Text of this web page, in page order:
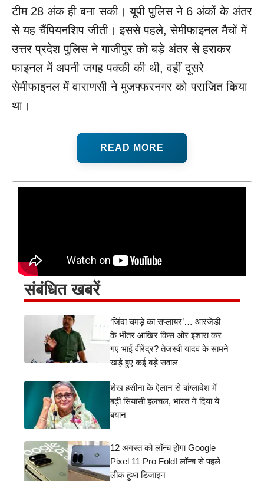
टीम 28 अंक ही बना सकी। यूपी पुलिस ने 6 अंकों के अंतर
से यह चैंपियनशिप जीती। इससे पहले, सेमीफाइनल मैचों में
उत्तर प्रदेश पुलिस ने गाजीपुर को बड़े अंतर से हराकर
फाइनल में अपनी जगह पक्की की थी, वहीं दूसरे
सेमीफाइनल में वाराणसी ने मुजफ्फरनगर को पराजित किया
था।
READ MORE
संबंधित खबरें
‘जिंदा चमड़े का सप्लायर’… आरजेडी
के भीतर आखिर किस ओर इशारा कर
गए भाई वीरेंद्र? तेजस्वी यादव के सामने
खड़े हुए कई बड़े सवाल
शेख हसीना के ऐलान से बांग्लादेश में
बढ़ी सियासी हलचल, भारत ने दिया ये
बयान
12 अगस्त को लॉन्च होगा Google
Pixel 11 Pro Fold! लॉन्च से पहले
लीक हुआ डिजाइन